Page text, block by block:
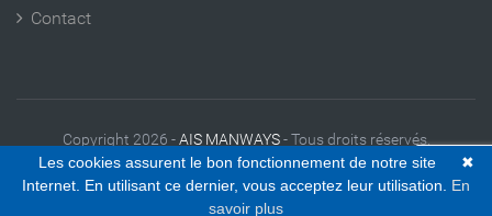
Contact
Copyright 2026 -AIS MANWAYS- Tous droits réservés.
Informations légales|Contact| Plan du site
✖
Les cookies assurent le bon fonctionnement de notre site
Internet. En utilisant ce dernier, vous acceptez leur utilisation. En
savoir plus